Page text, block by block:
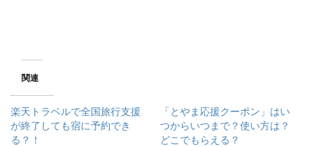
関連
楽天トラベルで全国旅行支援
が終了しても宿に予約でき
る？！
「とやま応援クーポン」はい
つからいつまで？使い方は？
どこでもらえる？